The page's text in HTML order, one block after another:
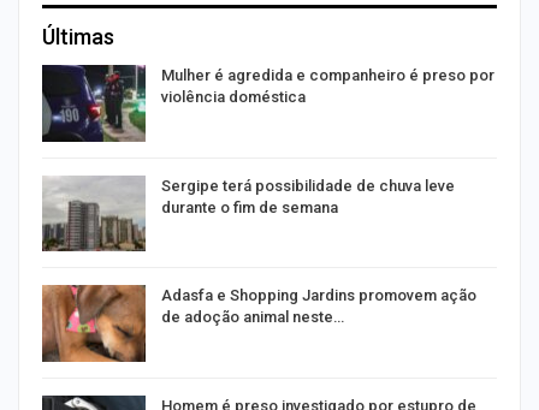
Últimas
Mulher é agredida e companheiro é preso por
violência doméstica
Sergipe terá possibilidade de chuva leve
durante o fim de semana
Adasfa e Shopping Jardins promovem ação
de adoção animal neste…
Homem é preso investigado por estupro de